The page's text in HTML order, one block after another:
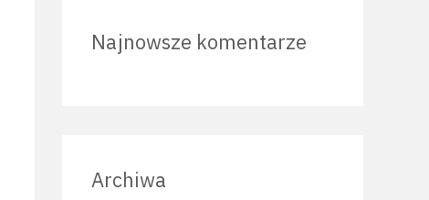
Najnowsze komentarze
Archiwa